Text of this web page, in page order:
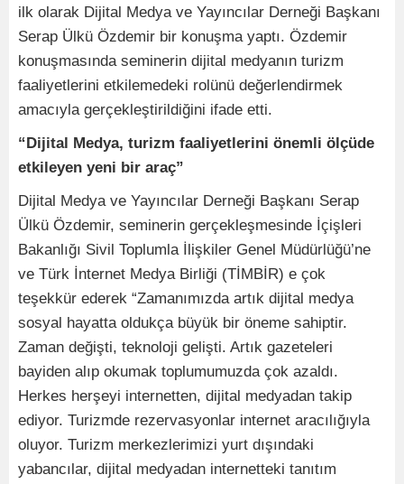
ilk olarak Dijital Medya ve Yayıncılar Derneği Başkanı
Serap Ülkü Özdemir bir konuşma yaptı. Özdemir
konuşmasında seminerin dijital medyanın turizm
faaliyetlerini etkilemedeki rolünü değerlendirmek
amacıyla gerçekleştirildiğini ifade etti.
“Dijital Medya, turizm faaliyetlerini önemli ölçüde
etkileyen yeni bir araç”
Dijital Medya ve Yayıncılar Derneği Başkanı Serap
Ülkü Özdemir, seminerin gerçekleşmesinde İçişleri
Bakanlığı Sivil Toplumla İlişkiler Genel Müdürlüğü’ne
ve Türk İnternet Medya Birliği (TİMBİR) e çok
teşekkür ederek “Zamanımızda artık dijital medya
sosyal hayatta oldukça büyük bir öneme sahiptir.
Zaman değişti, teknoloji gelişti. Artık gazeteleri
bayiden alıp okumak toplumumuzda çok azaldı.
Herkes herşeyi internetten, dijital medyadan takip
ediyor. Turizmde rezervasyonlar internet aracılığıyla
oluyor. Turizm merkezlerimizi yurt dışındaki
yabancılar, dijital medyadan internetteki tanıtım